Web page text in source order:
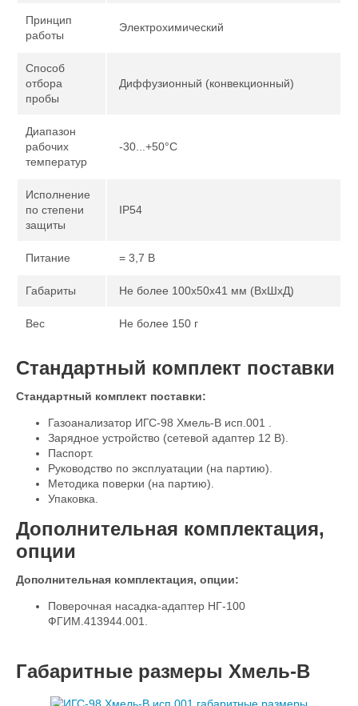
Принцип
работы
Электрохимический
Способ
отбора
пробы
Диффузионный (конвекционный)
Диапазон
рабочих
температур
-30...+50°С
Исполнение
по степени
защиты
IP54
Питание = 3,7 В
Габариты Не более 100х50х41 мм (ВхШхД)
Вес Не более 150 г
Стандартный комплект поставки
Стандартный комплект поставки:
Газоанализатор ИГС-98 Хмель-В исп.001 .
Зарядное устройство (сетевой адаптер 12 В).
Паспорт.
Руководство по эксплуатации (на партию).
Методика поверки (на партию).
Упаковка.
Дополнительная комплектация,
опции
Дополнительная комплектация, опции:
Поверочная насадка-адаптер НГ-100
ФГИМ.413944.001.
Габаритные размеры Хмель-В